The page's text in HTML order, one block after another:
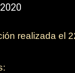
realizada el